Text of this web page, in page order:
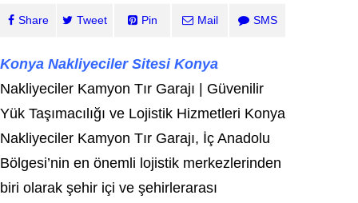
Share Tweet Pin Mail SMS
Konya Nakliyeciler Sitesi Konya
Nakliyeciler Kamyon Tır Garajı | Güvenilir
Yük Taşımacılığı ve Lojistik Hizmetleri Konya
Nakliyeciler Kamyon Tır Garajı, İç Anadolu
Bölgesi’nin en önemli lojistik merkezlerinden
biri olarak şehir içi ve şehirlerarası